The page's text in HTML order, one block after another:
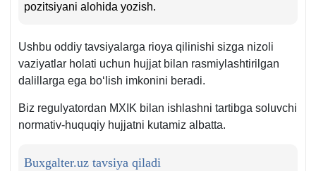
pozitsiyani alohida yozish.
Ushbu oddiy tavsiyalarga rioya qilinishi sizga nizoli
vaziyatlar holati uchun hujjat bilan rasmiylashtirilgan
dalillarga ega boʻlish imkonini beradi.
Biz regulyatordan MXIK bilan ishlashni tartibga soluvchi
normativ-huquqiy hujjatni kutamiz albatta.
Buxgalter.uz tavsiya qiladi